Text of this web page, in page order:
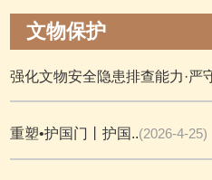
文物保护
强化文物安全隐患排查能力·严
重塑•护国门丨护国..(2026-4-25)